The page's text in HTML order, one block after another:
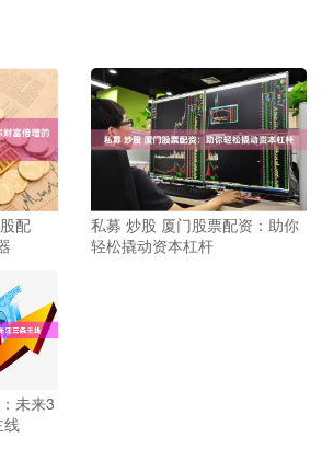
配
私募 炒股 厦门股票配资：助你
轻松撬动资本杠杆
未来3
线